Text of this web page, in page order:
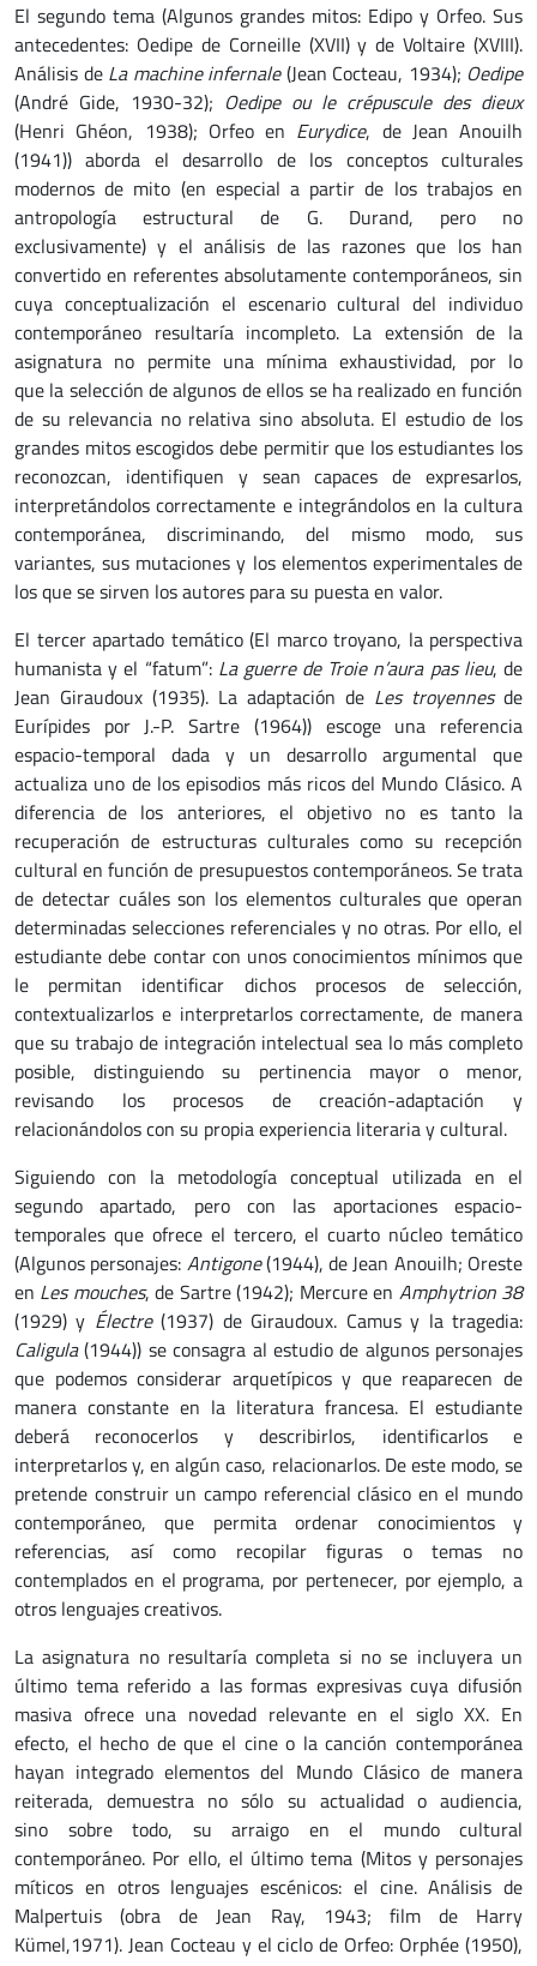
El segundo tema (Algunos grandes mitos: Edipo y Orfeo. Sus
antecedentes: Oedipe de Corneille (XVII) y de Voltaire (XVIII).
Análisis de La machine infernale(Jean Cocteau, 1934); Oedipe
(André Gide, 1930-32); Oedipe ou le crépuscule des dieux
(Henri Ghéon, 1938); Orfeo en Eurydice, de Jean Anouilh
(1941)) aborda el desarrollo de los conceptos culturales
modernos de mito (en especial a partir de los trabajos en
antropología estructural de G. Durand, pero no
exclusivamente) y el análisis de las razones que los han
convertido en referentes absolutamente contemporáneos, sin
cuya conceptualización el escenario cultural del individuo
contemporáneo resultaría incompleto. La extensión de la
asignatura no permite una mínima exhaustividad, por lo
que la selección de algunos de ellos se ha realizado en función
de su relevancia no relativa sino absoluta. El estudio de los
grandes mitos escogidos debe permitir que los estudiantes los
reconozcan, identifiquen y sean capaces de expresarlos,
interpretándolos correctamente e integrándolos en la cultura
contemporánea, discriminando, del mismo modo, sus
variantes, sus mutaciones y los elementos experimentales de
los que se sirven los autores para su puesta en valor.
El tercer apartado temático (El marco troyano, la perspectiva
humanista y el “fatum”: La guerre de Troie n’aura pas lieu, de
Jean Giraudoux (1935). La adaptación de Les troyennes de
Eurípides por J.-P. Sartre (1964)) escoge una referencia
espacio-temporal dada y un desarrollo argumental que
actualiza uno de los episodios más ricos del Mundo Clásico. A
diferencia de los anteriores, el objetivo no es tanto la
recuperación de estructuras culturales como su recepción
cultural en función de presupuestos contemporáneos. Se trata
de detectar cuáles son los elementos culturales que operan
determinadas selecciones referenciales y no otras. Por ello, el
estudiante debe contar con unos conocimientos mínimos que
le permitan identificar dichos procesos de selección,
contextualizarlos e interpretarlos correctamente, de manera
que su trabajo de integración intelectual sea lo más completo
posible, distinguiendo su pertinencia mayor o menor,
revisando los procesos de creación-adaptación y
relacionándolos con su propia experiencia literaria y cultural.
Siguiendo con la metodología conceptual utilizada en el
segundo apartado, pero con las aportaciones espacio-
temporales que ofrece el tercero, el cuarto núcleo temático
(Algunos personajes: Antigone(1944), de Jean Anouilh; Oreste
en Les mouches, de Sartre (1942); Mercure en Amphytrion 38
(1929) y Électre(1937) de Giraudoux. Camus y la tragedia:
Caligula(1944)) se consagra al estudio de algunos personajes
que podemos considerar arquetípicos y que reaparecen de
manera constante en la literatura francesa. El estudiante
deberá reconocerlos y describirlos, identificarlos e
interpretarlos y, en algún caso, relacionarlos. De este modo, se
pretende construir un campo referencial clásico en el mundo
contemporáneo, que permita ordenar conocimientos y
referencias, así como recopilar figuras o temas no
contemplados en el programa, por pertenecer, por ejemplo, a
otros lenguajes creativos.
La asignatura no resultaría completa si no se incluyera un
último tema referido a las formas expresivas cuya difusión
masiva ofrece una novedad relevante en el siglo XX. En
efecto, el hecho de que el cine o la canción contemporánea
hayan integrado elementos del Mundo Clásico de manera
reiterada, demuestra no sólo su actualidad o audiencia,
sino sobre todo, su arraigo en el mundo cultural
contemporáneo. Por ello, el último tema (Mitos y personajes
míticos en otros lenguajes escénicos: el cine. Análisis de
Malpertuis (obra de Jean Ray, 1943; film de Harry
Kümel,1971). Jean Cocteau y el ciclo de Orfeo: Orphée (1950),